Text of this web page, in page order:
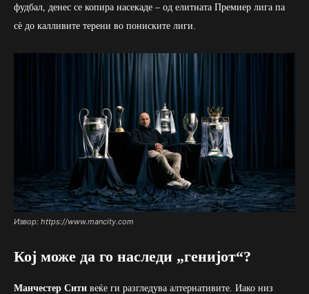
фудбал, денес се копира насекаде – од елитната Премиер лига па
сè до калливите терени во пониските лиги.
Извор: https://www.mancity.com
Кој може да го наследи „генијот“?
Манчестер Сити веќе ги разгледува алтернативите. Иако низ